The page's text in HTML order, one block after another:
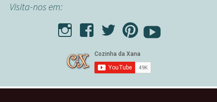
Visita-nos em: